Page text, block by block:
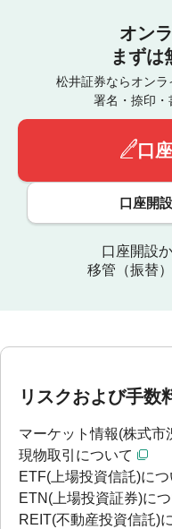
オン
まずは
松井証券ならオンラ
署名・捺印・
口
口座開
口座開設
移管（振替
リスクおよび手数
マーケット情報(株式市
現物取引について
ETF(上場投資信託)につ
ETN(上場投資証券)に
REIT(不動産投資信託)